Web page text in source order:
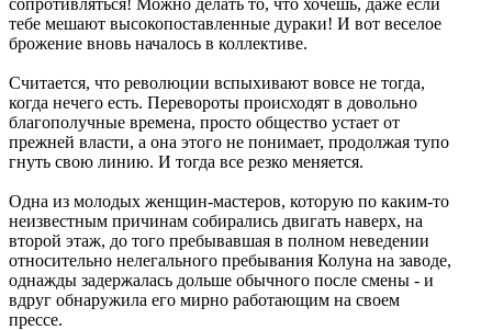
тебе мешают высокопоставленные дураки! И вот веселое
брожение вновь началось в коллективе.
Считается, что революции вспыхивают вовсе не тогда,
когда нечего есть. Перевороты происходят в довольно
благополучные времена, просто общество устает от
прежней власти, а она этого не понимает, продолжая тупо
гнуть свою линию. И тогда все резко меняется.
Одна из молодых женщин-мастеров, которую по каким-то
неизвестным причинам собирались двигать наверх, на
второй этаж, до того пребывавшая в полном неведении
относительно нелегального пребывания Колуна на заводе,
однажды задержалась дольше обычного после смены - и
вдруг обнаружила его мирно работающим на своем
прессе.